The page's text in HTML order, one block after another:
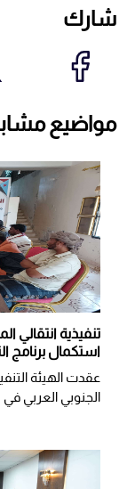
شارك
مواضيع
تنفيذية انتقالي
استكمال برنامج
عقدت الهيئة
الجنوبي العربي